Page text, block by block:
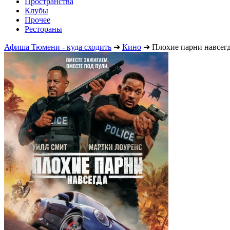
Клубы
Прочее
Рестораны
Афиша Тюмени - куда сходить ➔ Кино ➔ Плохие парни